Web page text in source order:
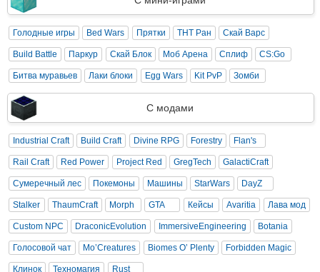
Голодные игры Bed Wars Прятки ТНТ Ран Скай Варс
Build Battle Паркур Скай Блок Моб Арена Сплиф CS:Go
Битва муравьев Лаки блоки Egg Wars Kit PvP Зомби
С модами
Industrial Craft Build Craft Divine RPG Forestry Flan's
Rail Craft Red Power Project Red GregTech GalactiCraft
Сумеречный лес Покемоны Машины StarWars DayZ
Stalker ThaumCraft Morph GTA Кейсы Avaritia Лава мод
Custom NPC DraconicEvolution ImmersiveEngineering Botania
Голосовой чат Mo’Creatures Biomes O’ Plenty Forbidden Magic
Клинок Техномагия Rust